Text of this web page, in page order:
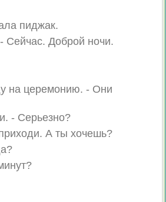
пиджак.
Сейчас. Доброй ночи.
на церемонию. - Они
- Серьезно?
А ты хочешь?